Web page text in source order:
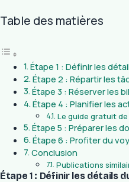
Table des matières
Étape 1 : Définir les
Étape 2 : Répartir les
Étape 3 : Réserver les
Étape 4 : Planifier les
Le guide gratuit
Étape 5 : Préparer les
Étape 6 : Profiter du
Conclusion
Publications
Étape 1 : Définir les détails